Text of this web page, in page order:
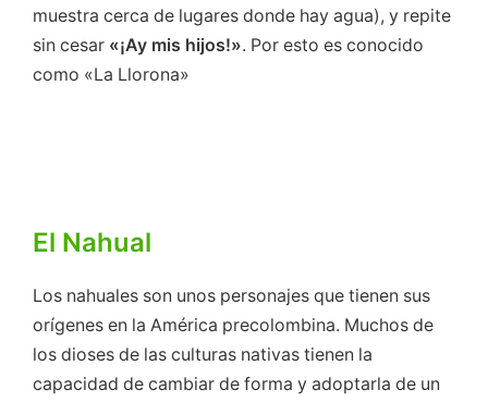
muestra cerca de lugares donde hay agua), y repite
sin cesar «¡Ay mis hijos!». Por esto es conocido
como «La Llorona»
El Nahual
Los nahuales son unos personajes que tienen sus
orígenes en la América precolombina. Muchos de
los dioses de las culturas nativas tienen la
capacidad de cambiar de forma y adoptarla de un